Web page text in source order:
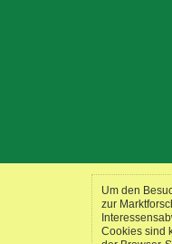
Um den
zur
Cookies sind